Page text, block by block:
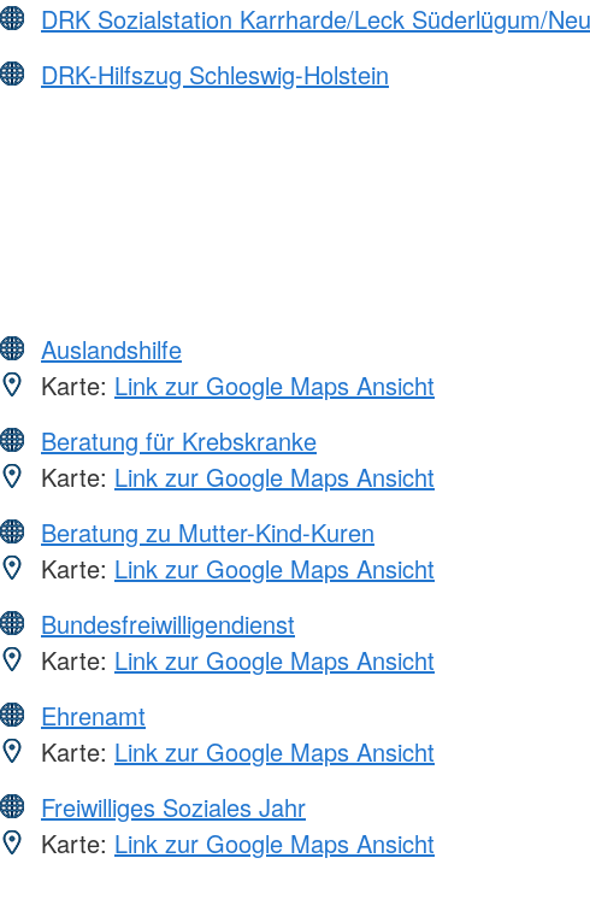
DRK Sozialstation Karrharde/Leck Süderlügum/
DRK-Hilfszug Schleswig-Holstein
Auslandshilfe
Karte: Link zur Google Maps Ansicht
Beratung für Krebskranke
Karte: Link zur Google Maps Ansicht
Beratung zu Mutter-Kind-Kuren
Karte: Link zur Google Maps Ansicht
Bundesfreiwilligendienst
Karte: Link zur Google Maps Ansicht
Ehrenamt
Karte: Link zur Google Maps Ansicht
Freiwilliges Soziales Jahr
Karte: Link zur Google Maps Ansicht